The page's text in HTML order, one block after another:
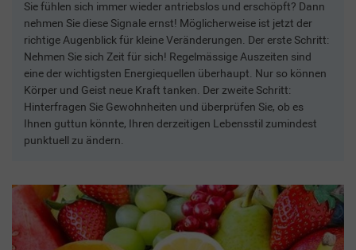
Sie fühlen sich immer wieder antriebslos und erschöpft? Dann
nehmen Sie diese Signale ernst! Möglicherweise ist jetzt der
richtige Augenblick für kleine Veränderungen. Der erste Schritt:
Nehmen Sie sich Zeit für sich! Regelmässige Auszeiten sind
eine der wichtigsten Energiequellen überhaupt. Nur so können
Körper und Geist neue Kraft tanken. Der zweite Schritt:
Hinterfragen Sie Gewohnheiten und überprüfen Sie, ob es
Ihnen guttun könnte, Ihren derzeitigen Lebensstil zumindest
punktuell zu ändern.